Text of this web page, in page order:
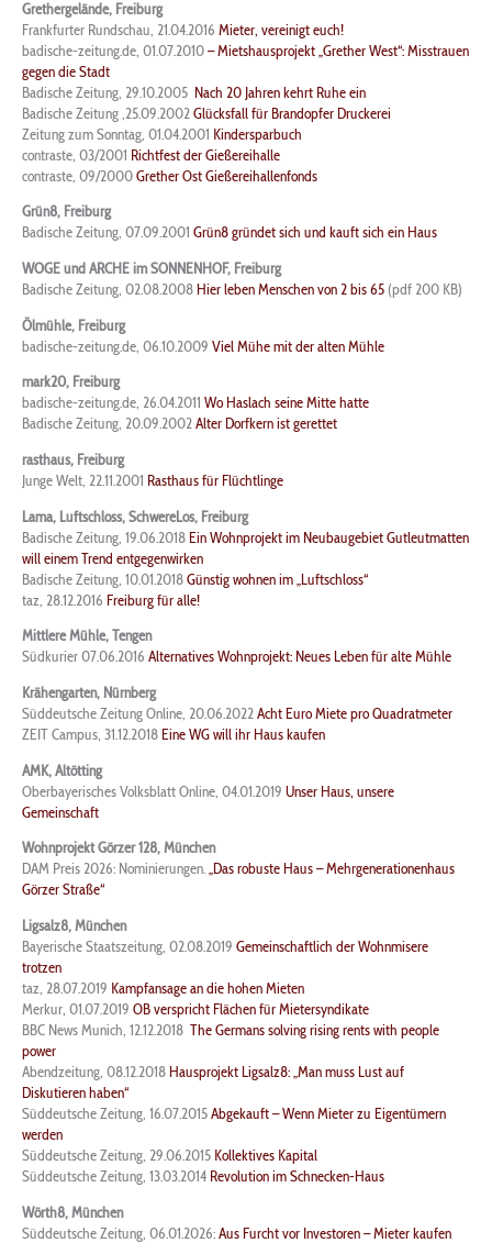
Grethergelände, Freiburg
Frankfurter Rundschau, 21.04.2016 Mieter, vereinigt euch!
badische-zeitung.de, 01.07.2010– Mietshausprojekt „Grether West“: Misstrauen
gegen die Stadt
Badische Zeitung, 29.10.2005 Nach 20 Jahren kehrt Ruhe ein
Badische Zeitung ,25.09.2002Glücksfall für Brandopfer Druckerei
Zeitung zum Sonntag, 01.04.2001 Kindersparbuch
contraste, 03/2001 Richtfest der Gießereihalle
contraste, 09/2000Grether Ost Gießereihallenfonds
Grün8, Freiburg
Badische Zeitung, 07.09.2001 Grün8 gründet sich und kauft sich ein Haus
WOGE und ARCHE im SONNENHOF, Freiburg
Badische Zeitung, 02.08.2008 Hier leben Menschen von 2 bis 65 (pdf 200 KB)
Ölmühle, Freiburg
badische-zeitung.de, 06.10.2009 Viel Mühe mit der alten Mühle
mark20, Freiburg
badische-zeitung.de, 26.04.2011 Wo Haslach seine Mitte hatte
Badische Zeitung, 20.09.2002Alter Dorfkern ist gerettet
rasthaus, Freiburg
Junge Welt, 22.11.2001 Rasthaus für Flüchtlinge
Lama, Luftschloss, SchwereLos, Freiburg
Badische Zeitung, 19.06.2018 Ein Wohnprojekt im Neubaugebiet Gutleutmatten
will einem Trend entgegenwirken
Badische Zeitung, 10.01.2018Günstig wohnen im „Luftschloss“
taz, 28.12.2016 Freiburg für alle!
Mittlere Mühle, Tengen
Südkurier 07.06.2016 Alternatives Wohnprojekt: Neues Leben für alte Mühle
Krähengarten, Nürnberg
Süddeutsche Zeitung Online, 20.06.2022Acht Euro Miete pro Quadratmeter
ZEIT Campus, 31.12.2018 Eine WG will ihr Haus kaufen
AMK, Altötting
Oberbayerisches Volksblatt Online, 04.01.2019 Unser Haus, unsere
Gemeinschaft
Wohnprojekt Görzer 128, München
DAM Preis 2026: Nominierungen.„Das robuste Haus – Mehrgenerationenhaus
Görzer Straße“
Ligsalz8, München
Bayerische Staatszeitung, 02.08.2019 Gemeinschaftlich der Wohnmisere
trotzen
taz, 28.07.2019 Kampfansage an die hohen Mieten
Merkur, 01.07.2019 OB verspricht Flächen für Mietersyndikate
BBC News Munich, 12.12.2018 The Germans solving rising rents with people
power
Abendzeitung, 08.12.2018 Hausprojekt Ligsalz8: „Man muss Lust auf
Diskutieren haben“
Süddeutsche Zeitung, 16.07.2015Abgekauft – Wenn Mieter zu Eigentümern
werden
Süddeutsche Zeitung, 29.06.2015 Kollektives Kapital
Süddeutsche Zeitung, 13.03.2014 Revolution im Schnecken-Haus
Wörth8, München
Süddeutsche Zeitung, 06.01.2026:Aus Furcht vor Investoren – Mieter kaufen